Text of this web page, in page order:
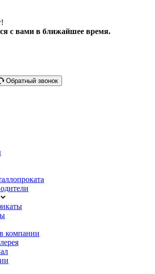
с вами в ближайшее время.
Обратный звонок
компании